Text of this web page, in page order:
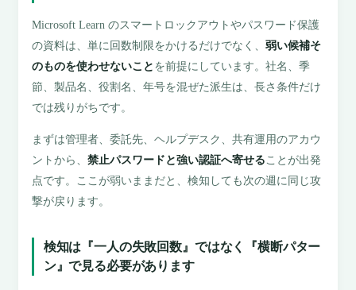
Microsoft Learn のスマートロックアウトやパスワード保護
の資料は、単に回数制限をかけるだけでなく、弱い候補そ
のものを使わせないこと を前提にしています。社名、季
節、製品名、役割名、年号を混ぜた派生は、長さ条件だけ
では残りがちです。
まずは管理者、委託先、ヘルプデスク、共有運用のアカウ
ントから、禁止パスワードと強い認証へ寄せる ことが出発
点です。ここが弱いままだと、検知しても次の週に同じ攻
撃が戻ります。
検知は『一人の失敗回数』ではなく『横断パター
ン』で見る必要があります